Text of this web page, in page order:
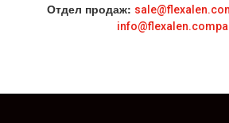
Отдел продаж: